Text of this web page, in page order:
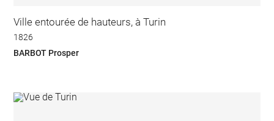
Ville entourée de hauteurs, à Turin
1826
BARBOT Prosper